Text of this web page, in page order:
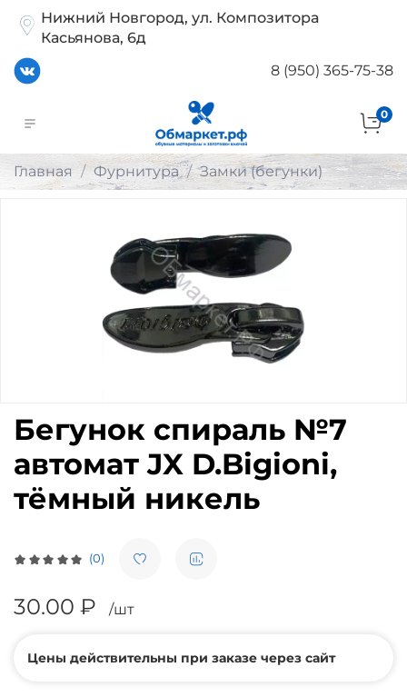
Нижний Новгород, ул. Композитора
Касьянова, 6д
8 (950) 365-75-38
0
Главная Фурнитура Замки (бегунки)
(0)
Бегунок спираль №7
автомат JX D.Bigioni,
тёмный никель
30.00 ₽ /шт
Цены действительны при заказе через сайт